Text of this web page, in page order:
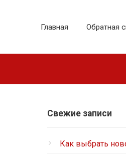
Главная Обратная
Свежие записи
Как выбрать